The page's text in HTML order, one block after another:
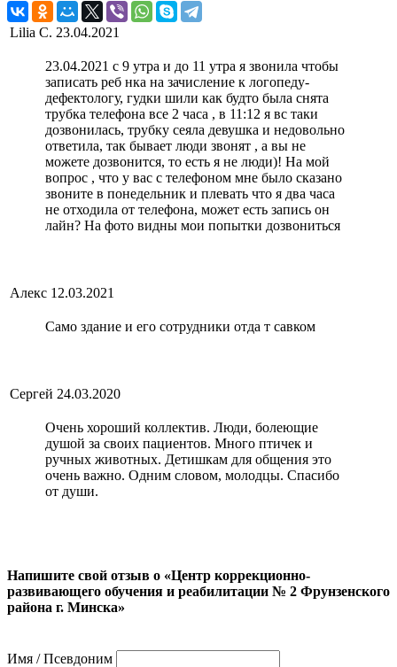
Lilia C. 23.04.2021
23.04.2021 с 9 утра и до 11 утра я звонила чтобы
записать реб нка на зачисление к логопеду-
дефектологу, гудки шили как будто была снята
трубка телефона все 2 часа , в 11:12 я вс таки
дозвонилась, трубку сеяла девушка и недовольно
ответила, так бывает люди звонят , а вы не
можете дозвонится, то есть я не люди)! На мой
вопрос , что у вас с телефоном мне было сказано
звоните в понедельник и плевать что я два часа
не отходила от телефона, может есть запись он
лайн? На фото видны мои попытки дозвониться
Алекс 12.03.2021
Само здание и его сотрудники отда т савком
Сергей 24.03.2020
Очень хороший коллектив. Люди, болеющие
душой за своих пациентов. Много птичек и
ручных животных. Детишкам для общения это
очень важно. Одним словом, молодцы. Спасибо
от души.
Напишите свой отзыв о «Центр коррекционно-
развивающего обучения и реабилитации № 2 Фрунзенского
района г. Минска»
Имя / Псевдоним